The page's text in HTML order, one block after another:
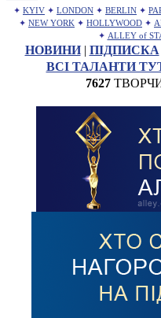
✦ KYIV ✦ LONDON ✦ BERLIN ✦
✦ NEW YORK ✦ HOLLYWOOD ✦
✦ ALLEY of
НОВИНИ| ПІДПИСКА
ВСІ ТАЛАНТИ
7627